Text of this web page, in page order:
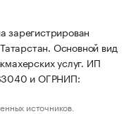
зарегистрирован
Основной вид
услуг. ИП
и ОГРНИП:
источников.